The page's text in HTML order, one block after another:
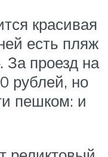
красивая
есть пляж
За проезд на
рублей, но
пешком: и